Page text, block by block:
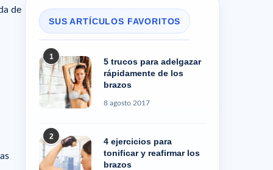
de
SUS ARTÍCULOS FAVORITOS
1
5 trucos para adelgazar
rápidamente de los
brazos
8 agosto 2017
2
4 ejercicios para
tonificar y reafirmar los
brazos